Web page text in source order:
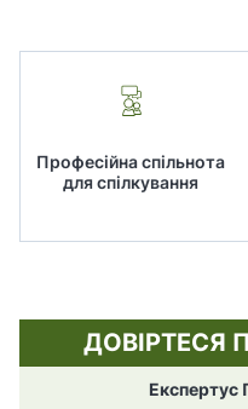
Професійна спільнота
для спілкування
ДОВІРТЕСЯ
Експертус